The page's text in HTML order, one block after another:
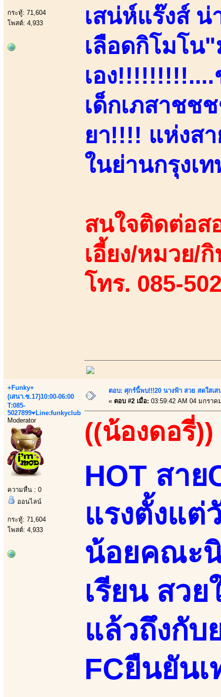
กระทู้: 71,604
โพสต์: 4,933
เสน่ห์แร๊งส์
เลือดกิโมโน"
เอง!!!!!!!!!....
เด็กเภสาชช
ยา!!!! แห่งส
ในย่านกรุงเ
สนใจติดต่อส
เอี้ยง/หมวย/
โทร. 085-
+Funky+
(เสนา.ซ.17)10:00-06:00
T:085-
5027899♥Line:funkyclub
Moderator
ความหื่น : 0
ออนไลน์
กระทู้: 71,604
โพสต์: 4,933
ตอบ: ศุกร์นี้พบ!!!20 นางฟ้า สวย สดใสเส
« ตอบ #2 เมื่อ: 03:59:42 AM 04 มกราค
((น้องดอรี่))
HOT สาย
แรงตั้งแต่
น้อยคณะ
เรียน สว
แล้วถึงกับ
FCยืนยัน